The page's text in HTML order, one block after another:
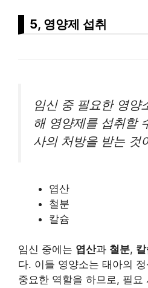
5, 영양제 섭취
임신 중 필요한 영양
해 영양제를 섭취할
사의 처방을 받는 것
엽산
철분
칼슘
임신 중에는 엽산과 철분,
다. 이들 영양소는 태아의
중요한 역할을 하므로, 필요